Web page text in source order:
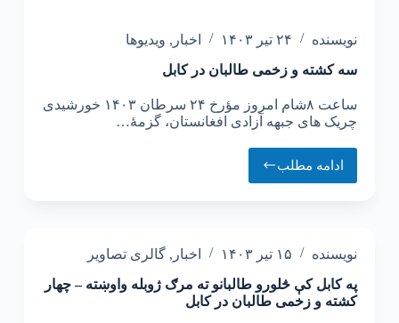
نویسنده ۲۴ تیر ۱۴۰۳ اخبار , ویدیوها
سه کشته و زخمی طالبان در کابل
ساعت ۸شام امروز مؤرخ ۲۴ سرطان ۱۴۰۳ خورشیدی
چریک های جبهه آزادی افغانستان، گزمهٔ…
ادامه مطلب
نویسنده ۱۵ تیر ۱۴۰۳ اخبار , گالری تصاویر
په کابل کې څلورو طالبانو ته مرګ ژوبله واوښته – چهار
کشته و زخمی طالبان در کابل